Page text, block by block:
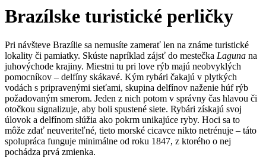
Brazílske turistické perličky
Pri návšteve Brazílie sa nemusíte zamerať len na známe turistické
lokality či pamiatky. Skúste napríklad zájsť do mestečka Laguna na
juhovýchode krajiny. Miestni tu pri love rýb majú neobvyklých
pomocníkov – delfíny skákavé. Kým rybári čakajú v plytkých
vodách s pripravenými sieťami, skupina delfínov naženie húf rýb
požadovaným smerom. Jeden z nich potom v správny čas hlavou či
otočkou signalizuje, aby boli spustené siete. Rybári získajú svoj
úlovok a delfínom slúžia ako pokrm unikajúce ryby. Hoci sa to
môže zdať neuveriteľné, tieto morské cicavce nikto netrénuje – táto
spolupráca funguje minimálne od roku 1847, z ktorého o nej
pochádza prvá zmienka.